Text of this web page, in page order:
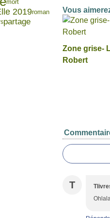
mort
2019roman
partage
Vous
Zone grise-
Robert
T